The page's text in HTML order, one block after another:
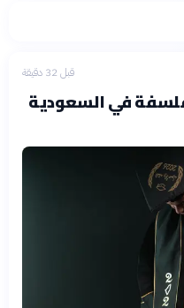
قبل 32 دقيقة
في السعودية